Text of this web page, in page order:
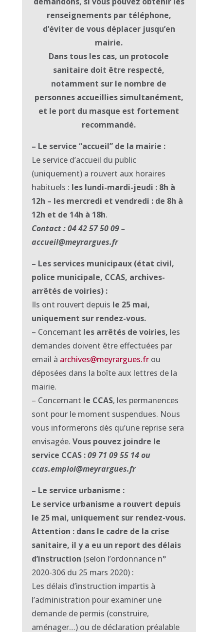
renseignements par téléphone,
d’éviter de vous déplacer jusqu’en
mairie.
Dans tous les cas, un protocole
sanitaire doit être respecté,
notamment sur le nombre de
personnes accueillies simultanément,
et le port du masque est fortement
recommandé.
– Le service “accueil” de la mairie :
Le service d’accueil du public
(uniquement) a rouvert aux horaires
habituels : les lundi-mardi-jeudi : 8h à
12h – les mercredi et vendredi : de 8h à
12h et de 14h à 18h.
Contact : 04 42 57 50 09 –
accueil@meyrargues.fr
– Les services municipaux (état civil,
police municipale, CCAS, archives-
arrêtés de voiries) :
Ils ont rouvert depuis le 25 mai,
uniquement sur rendez-vous.
– Concernant les arrêtés de voiries, les
demandes doivent être effectuées par
email à archives@meyrargues.fr ou
déposées dans la boîte aux lettres de la
mairie.
– Concernant le CCAS, les permanences
sont pour le moment suspendues. Nous
vous informerons dès qu’une reprise sera
envisagée. Vous pouvez joindre le
service CCAS :09 71 09 55 14 ou
ccas.emploi@meyrargues.fr
– Le service urbanisme :
Le service urbanisme a rouvert depuis
le 25 mai, uniquement sur rendez-vous.
Attention : dans le cadre de la crise
sanitaire, il y a eu un report des délais
d’instruction (selon l’ordonnance n°
2020-306 du 25 mars 2020) :
Les délais d’instruction impartis à
l’administration pour examiner une
demande de permis (construire,
aménager…) ou de déclaration préalable